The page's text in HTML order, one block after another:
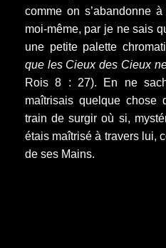
comme on s’abandonne
moi-même, par je ne sais
une petite palette
que les Cieux des Cieux
Rois 8 : 27). En ne
maîtrisais quelque chose
train de surgir où si,
étais maîtrisé à travers lui,
de ses Mains.